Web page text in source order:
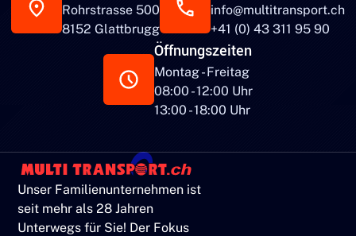
Rohrstrasse 500
8152 Glattbrugg
info@multitransport.ch
+41 (0) 43 311 95 90
Öffnungszeiten
Montag - Freitag
08:00 - 12:00 Uhr
13:00 - 18:00 Uhr
Unser Familienunternehmen ist
seit mehr als 28 Jahren
Unterwegs für Sie! Der Fokus